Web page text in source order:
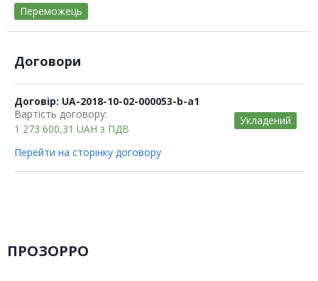
Переможець
Договори
Договір: UA-2018-10-02-000053-b-a1
Вартість договору:
1 273 600,31 UAH з ПДВ
Укладений
Перейти на сторінку договору
ПРОЗОРРО